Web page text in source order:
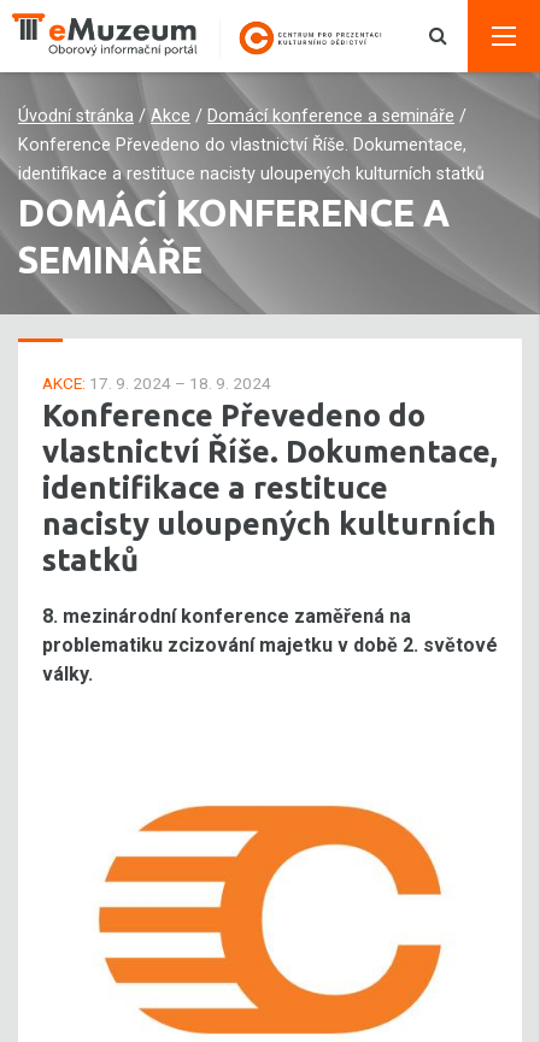
Úvodní stránka / Akce / Domácí konference a semináře /
Konference Převedeno do vlastnictví Říše. Dokumentace,
identifikace a restituce nacisty uloupených kulturních statků
DOMÁCÍ KONFERENCE A
SEMINÁŘE
AKCE: 17. 9. 2024 – 18. 9. 2024
Konference Převedeno do
vlastnictví Říše. Dokumentace,
identifikace a restituce
nacisty uloupených kulturních
statků
8. mezinárodní konference zaměřená na
problematiku zcizování majetku v době 2. světové
války.